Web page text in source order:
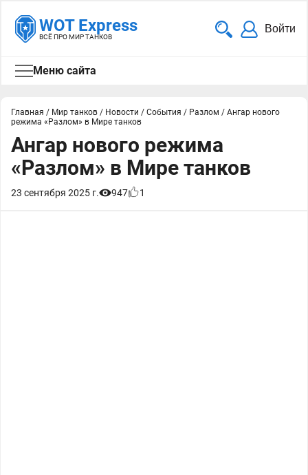
WOT Express
ВСЁ ПРО МИР ТАНКОВ
Войти
Меню сайта
Главная / Мир танков / Новости / События / Разлом / Ангар нового
режима «Разлом» в Мире танков
Ангар нового режима
«Разлом» в Мире танков
23 сентября 2025 г. 947 1